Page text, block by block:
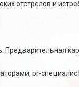
отстрелов и
pr-